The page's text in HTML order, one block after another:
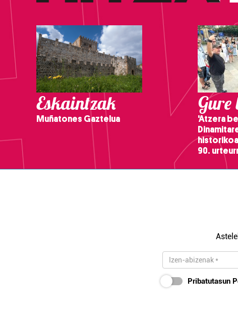
Eskaintzak
Muñatones Gaztelua
'Atzera
90.
Pribatutasun